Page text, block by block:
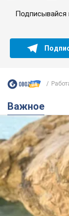
Подписывайся
Важное